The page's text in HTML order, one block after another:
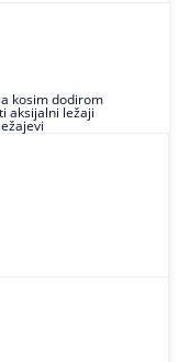
kosim dodirom
aksijalni ležaji